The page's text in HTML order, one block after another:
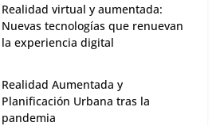
Realidad virtual y aumentada:
Nuevas tecnologías que renuevan
la experiencia digital
Realidad Aumentada y
Planificación Urbana tras la
pandemia